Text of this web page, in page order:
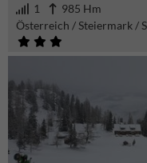
1
985 Hm
Österreich / Steiermark /